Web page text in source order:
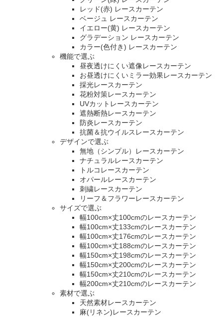
レッド(赤) レースカーテン
ベージュ レースカーテン
イエロー(黄) レースカーテン
グラデーション レースカーテン
カラー(色付き) レースカーテン
機能で選ぶ
昼夜透けにくい遮像レースカーテン
お昼透けにくいミラー効果レースカーテン
採光レースカーテン
花粉対策レースカーテン
UVカットレースカーテン
遮熱断熱レースカーテン
防炎レースカーテン
抗菌＆抗ウイルスレースカーテン
デザインで選ぶ
無地（シンプル）レースカーテン
ナチュラルレースカーテン
トルコレースカーテン
オパールレースカーテン
刺繍レースカーテン
リーフ＆フラワーレースカーテン
サイズで選ぶ
幅100cm×丈100cmのレースカーテン
幅100cm×丈133cmのレースカーテン
幅100cm×丈176cmのレースカーテン
幅100cm×丈188cmのレースカーテン
幅150cm×丈198cmのレースカーテン
幅150cm×丈200cmのレースカーテン
幅150cm×丈210cmのレースカーテン
幅200cm×丈210cmのレースカーテン
素材で選ぶ
天然素材レースカーテン
麻(リネン)レースカーテン